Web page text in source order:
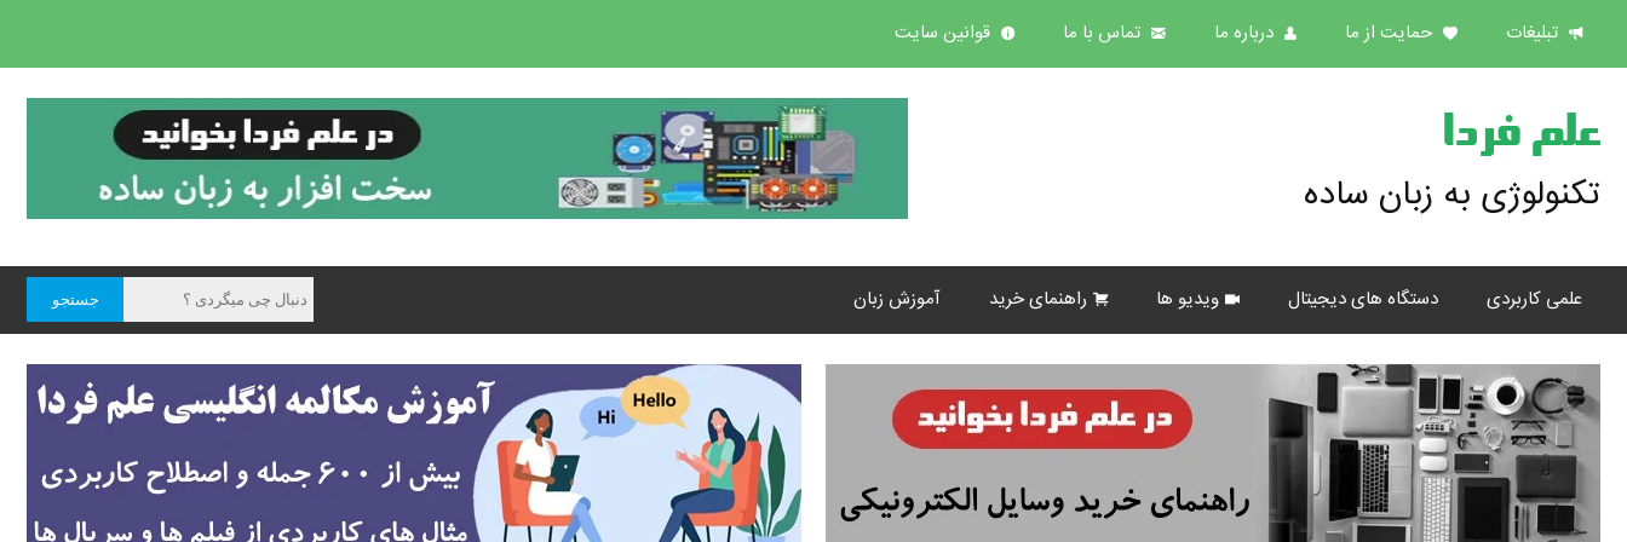
تبلیغات حمایت از ما درباره ما تماس با ما قوانین سایت
علم فردا
تکنولوژی به زبان ساده
علمی کاربردی دستگاه های دیجیتال ویدیو ها راهنمای خرید آموزش زبان